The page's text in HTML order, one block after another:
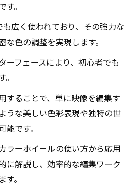
。
も広く使われており、その強力な
色の調整を実現します。
ーフェースにより、初心者でも
することで、単に映像を編集す
うな美しい色彩表現や独特の世
です。
ラーホイールの使い方から応用
に解説し、効率的な編集ワーク
。